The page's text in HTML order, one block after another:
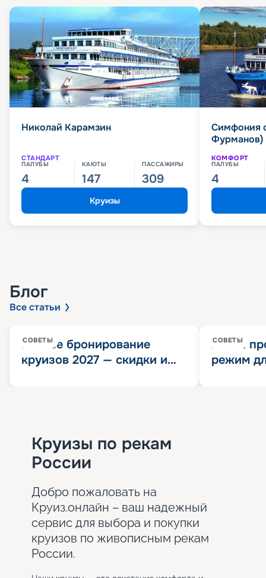
Николай Карамзин
СТАНДАРТ
ПАЛУБЫ
4
КАЮТЫ
147
ПАССАЖИРЫ
309
Круизы
Симфония
Фурманов)
КОМФОРТ
ПАЛУБЫ
4
Блог
Все статьи
СОВЕТЫ
Раннее бронирование
круизов 2027 — скидки и
СОВЕТЫ
Китай
режим
Круизы по рекам
России
Добро пожаловать на
Круиз.онлайн – ваш надежный
сервис для выбора и покупки
круизов по живописным рекам
России.